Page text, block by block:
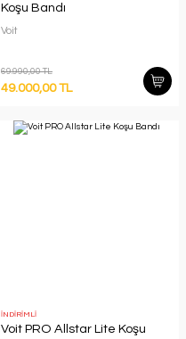
Koşu Bandı
Voit
69.990,00 TL
49.000,00 TL
İNDİRİMLİ
Voit PRO Allstar Lite Koşu